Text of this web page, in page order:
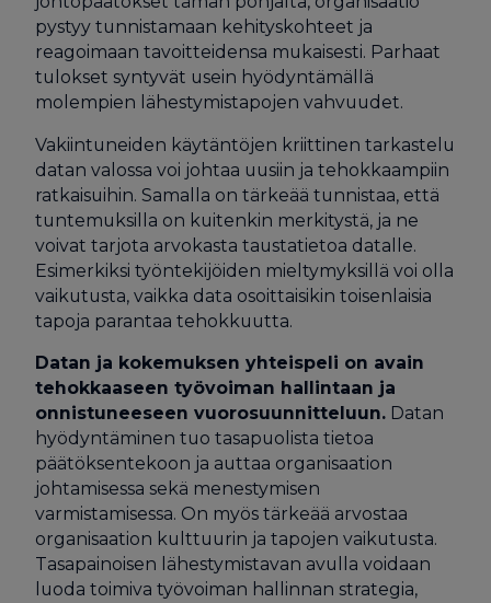
pystyy tunnistamaan kehityskohteet ja
reagoimaan tavoitteidensa mukaisesti. Parhaat
tulokset syntyvät usein hyödyntämällä
molempien lähestymistapojen vahvuudet.
Vakiintuneiden käytäntöjen kriittinen tarkastelu
datan valossa voi johtaa uusiin ja tehokkaampiin
ratkaisuihin. Samalla on tärkeää tunnistaa, että
tuntemuksilla on kuitenkin merkitystä, ja ne
voivat tarjota arvokasta taustatietoa datalle.
Esimerkiksi työntekijöiden mieltymyksillä voi olla
vaikutusta, vaikka data osoittaisikin toisenlaisia
tapoja parantaa tehokkuutta.
Datan ja kokemuksen yhteispeli on avain
tehokkaaseen työvoiman hallintaan ja
onnistuneeseen vuorosuunnitteluun.Datan
hyödyntäminen tuo tasapuolista tietoa
päätöksentekoon ja auttaa organisaation
johtamisessa sekä menestymisen
varmistamisessa. On myös tärkeää arvostaa
organisaation kulttuurin ja tapojen vaikutusta.
Tasapainoisen lähestymistavan avulla voidaan
luoda toimiva työvoiman hallinnan strategia,